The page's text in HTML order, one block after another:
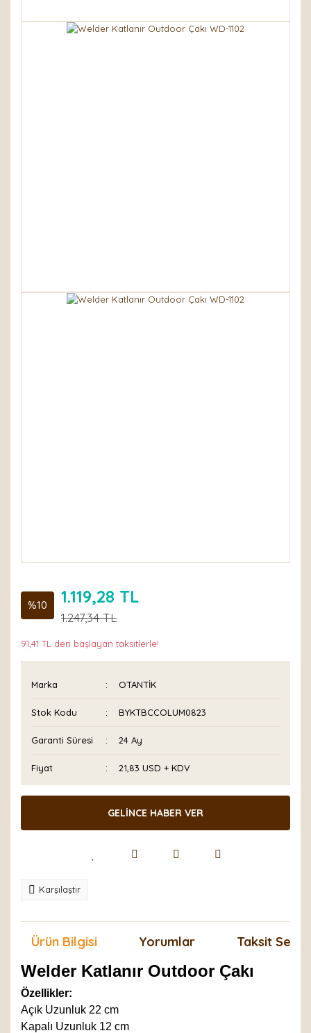
%10 1.119,28 TL
1.247,34 TL
91,41 TL den başlayan taksitlerle!
Marka OTANTİK
Stok Kodu BYKTBCCOLUM0823
Garanti Süresi 24 Ay
Fiyat 21,83 USD + KDV
GELİNCE HABER VER
Karşılaştır
Ürün Bilgisi Yorumlar Taksit
Welder Katlanır Outdoor Çakı
Özellikler:
Açık Uzunluk 22 cm
Kapalı Uzunluk 12 cm